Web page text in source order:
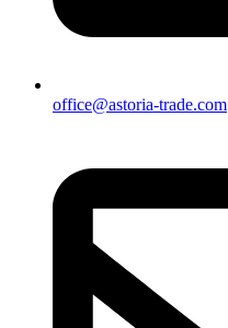
office@astoria-trade.com